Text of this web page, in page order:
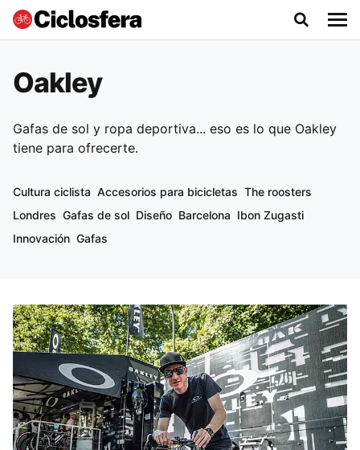
Oakley
Gafas de sol y ropa deportiva... eso es lo que Oakley
tiene para ofrecerte.
Cultura ciclista Accesorios para bicicletas The roosters
Londres Gafas de sol Diseño Barcelona Ibon Zugasti
Innovación Gafas